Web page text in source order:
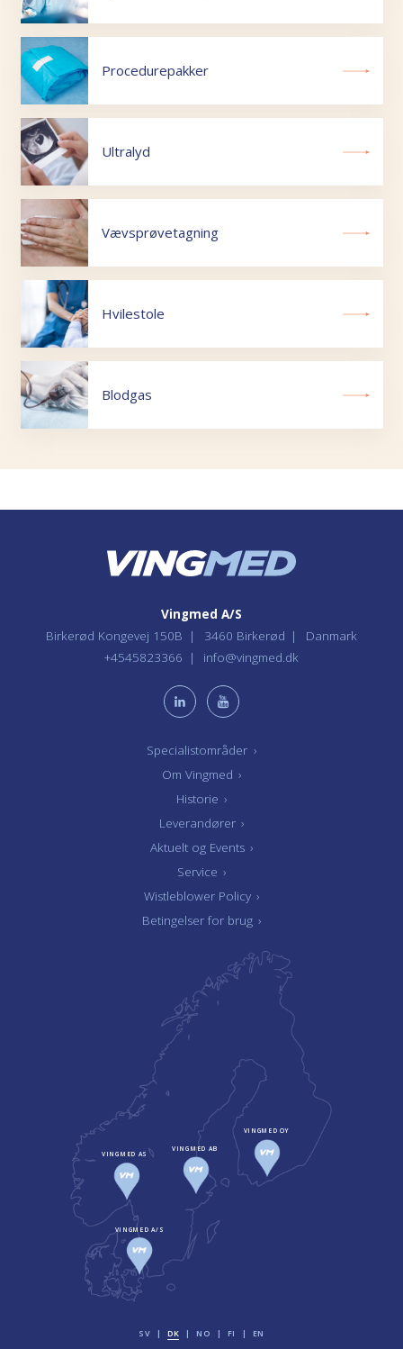
Procedurepakker
Ultralyd
Vævsprøvetagning
Hvilestole
Blodgas
Specialistområder ›
Om Vingmed ›
Historie ›
Leverandører ›
Aktuelt og Events ›
Service ›
Wistleblower Policy ›
Betingelser for brug ›
Vingmed A/S
Birkerød Kongevej 150B
3460 Birkerød
Danmark
+4545823366
info@vingmed.dk
VINGMED A/S
VINGMED AS
VINGMED AB
VINGMED OY
SV DK NO FI EN